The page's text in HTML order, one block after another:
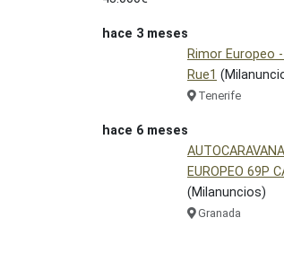
hace 3 meses
Rimor Europeo
Rue1
Tenerife
hace 6 meses
EUROPEO 69P
(Milanuncios)
Granada